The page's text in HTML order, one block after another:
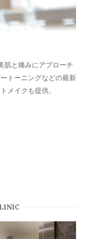
肌と痛みにアプローチ
トーニングなどの最新
メイクも提供。